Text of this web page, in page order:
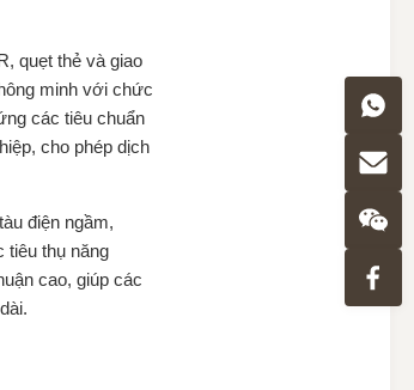
quẹt thẻ và giao
minh với chức
các tiêu chuẩn
cho phép dịch
điện ngầm,
tiêu thụ năng
cao, giúp các